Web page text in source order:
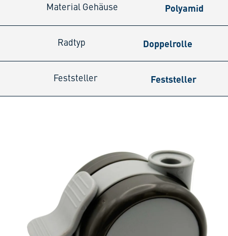
Material Gehäuse Polyamid
Radtyp Doppelrolle
Feststeller Feststeller